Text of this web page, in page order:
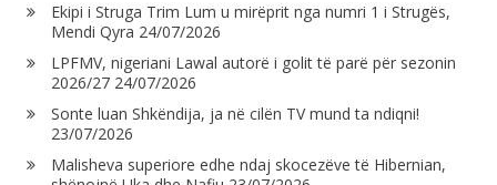
Ekipi i Struga Trim Lum u mirëprit nga numri 1 i Strugës,
Mendi Qyra 24/07/2026
LPFMV, nigeriani Lawal autorë i golit të parë për sezonin
2026/27 24/07/2026
Sonte luan Shkëndija, ja në cilën TV mund ta ndiqni!
23/07/2026
Malisheva superiore edhe ndaj skocezëve të Hibernian,